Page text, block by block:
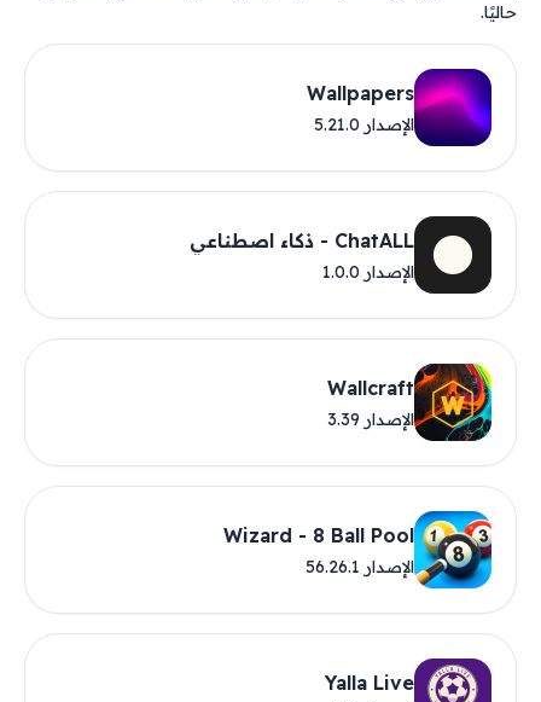
حاليًا.
Wallpapers
الإصدار 5.21.0
ChatALL - ذكاء اصطناعي
الإصدار 1.0.0
Wallcraft
الإصدار 3.39
Wizard - 8 Ball Pool
الإصدار 56.26.1
Yalla Live